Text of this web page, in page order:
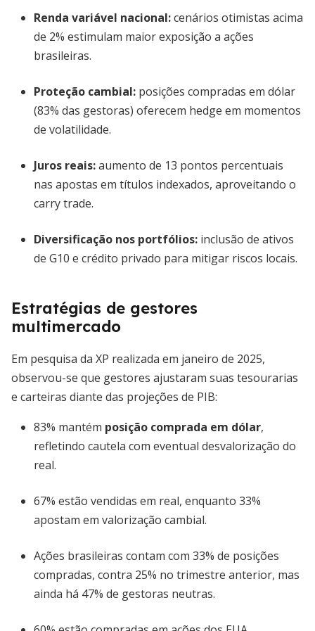
Renda variável nacional:cenários otimistas acima
de 2% estimulam maior exposição a ações
brasileiras.
Proteção cambial: posições compradas em dólar
(83% das gestoras) oferecem hedge em momentos
de volatilidade.
Juros reais:aumento de 13 pontos percentuais
nas apostas em títulos indexados, aproveitando o
carry trade.
Diversificação nos portfólios: inclusão de ativos
de G10 e crédito privado para mitigar riscos locais.
Estratégias de gestores
multimercado
Em pesquisa da XP realizada em janeiro de 2025,
observou-se que gestores ajustaram suas tesourarias
e carteiras diante das projeções de PIB:
83% mantém posição comprada em dólar,
refletindo cautela com eventual desvalorização do
real.
67% estão vendidas em real, enquanto 33%
apostam em valorização cambial.
Ações brasileiras contam com 33% de posições
compradas, contra 25% no trimestre anterior, mas
ainda há 47% de gestoras neutras.